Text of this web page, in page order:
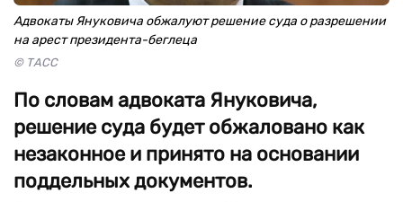
Адвокаты Януковича обжалуют решение суда о разрешении
на арест президента-беглеца
© ТАСС
По словам адвоката Януковича,
решение суда будет обжаловано как
незаконное и принято на основании
поддельных документов.